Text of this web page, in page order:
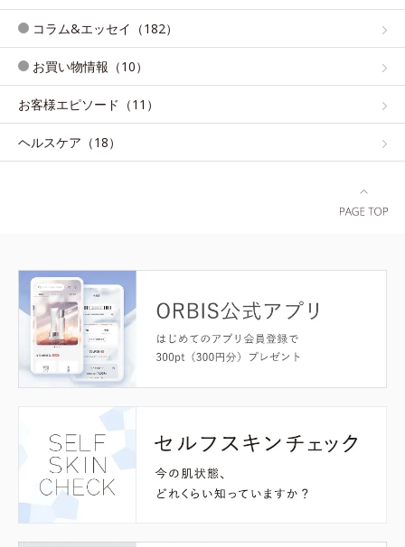
コラム&エッセイ（182）
お買い物情報（10）
お客様エピソード（11）
ヘルスケア（18）